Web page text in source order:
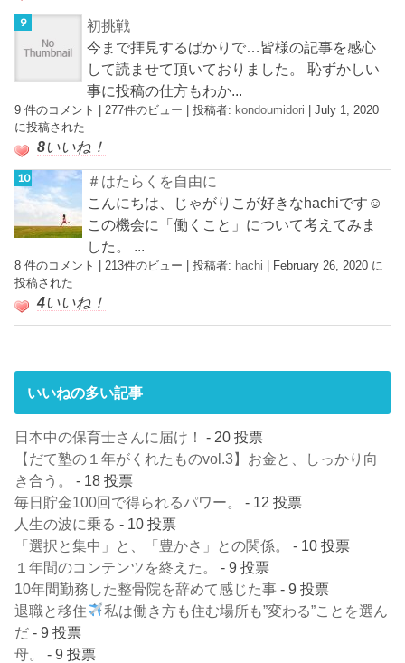
初挑戦
今まで拝見するばかりで…皆様の記事を感心
して読ませて頂いておりました。 恥ずかしい
事に投稿の仕方もわか...
9 件のコメント | 277件のビュー |投稿者: kondoumidori |July 1, 2020
に投稿された
8いいね！
＃はたらくを自由に
こんにちは、じゃがりこが好きなhachiです☺︎
この機会に「働くこと」について考えてみま
した。 ...
8 件のコメント 213件のビュー |投稿者: hachi
February 26, 2020 に
投稿された
4いいね！
いいねの多い記事
日本中の保育士さんに届け！
- 20 投票
【だて塾の１年がくれたものvol.3】お金と、しっかり向
き合う。
- 18 投票
毎日貯金100回で得られるパワー。
- 12 投票
人生の波に乗る - 10 投票
「選択と集中」と、「豊かさ」との関係。
- 10 投票
１年間のコンテンツを終えた。
- 9 投票
10年間勤務した整骨院を辞めて感じた事 - 9 投票
退職と移住
私は働き方も住む場所も”変わる”ことを選ん
だ - 9 投票
母。
- 9 投票